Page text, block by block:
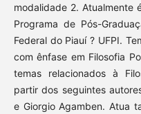
modalidade 2. Atualmente
Programa de Pós-
Federal do Piauí ? UFPI.
com ênfase em Filosofia
temas relacionados à
partir dos seguintes
e Giorgio Agamben. Atua